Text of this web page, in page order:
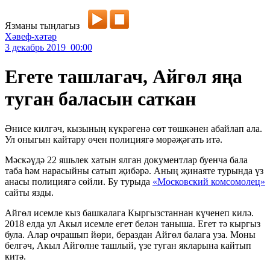
Язманы тыңлагыз
Хәвеф-хәтәр
3 декабрь 2019 00:00
Егете ташлагач, Айгөл яңа
туган баласын саткан
Әнисе килгәч, кызының күкрәгенә сөт төшкәнен абайлап ала.
Ул оныгын кайтару өчен полициягә мөрәҗәгать итә.
Мәскәүдә 22 яшьлек хатын ялган документлар буенча бала
таба һәм нарасыйны сатып җибәрә. Аның җинаяте турында үз
анасы полициягә сөйли. Бу турыда «Московский комсомолец»
сайты язды.
Айгөл исемле кыз башкалага Кыргызстаннан күченеп килә.
2018 елда ул Акыл исемле егет белән таныша. Егет тә кыргыз
була. Алар очрашып йөри, бераздан Айгөл балага уза. Моны
белгәч, Акыл Айгөлне ташлый, үзе туган якларына кайтып
китә.